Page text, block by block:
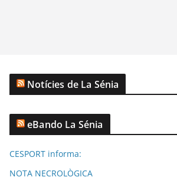
Notícies de La Sénia
eBando La Sénia
CESPORT informa:
NOTA NECROLÒGICA